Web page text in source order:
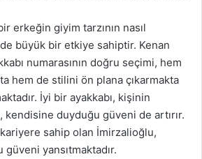
erkeğin giyim tarzının nasıl
de büyük bir etkiye sahiptir. Kenan
numarasının doğru seçimi, hem
hem de stilini ön plana çıkarmakta
İyi bir ayakkabı, kişinin
duyduğu güveni de artırır.
kariyere sahip olan İmirzalioğlu,
güveni yansıtmaktadır.